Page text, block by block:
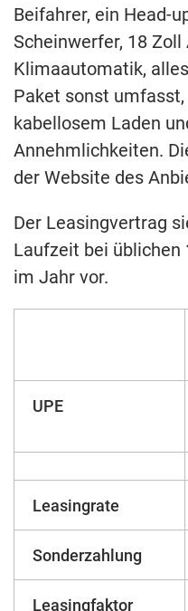
Beifahrer, ein Head-
Scheinwerfer, 18
Klimaautomatik,
Paket sonst
kabellosem Laden
Annehmlichkeiten.
der Website des
Der Leasingvertrag
Laufzeit bei üblichen
im Jahr vor.
UPE
Leasingrate
Sonderzahlung
Leasingfaktor